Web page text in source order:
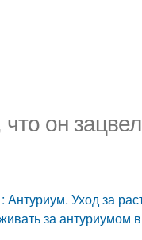
он
Антуриум. Уход за
за антуриумом